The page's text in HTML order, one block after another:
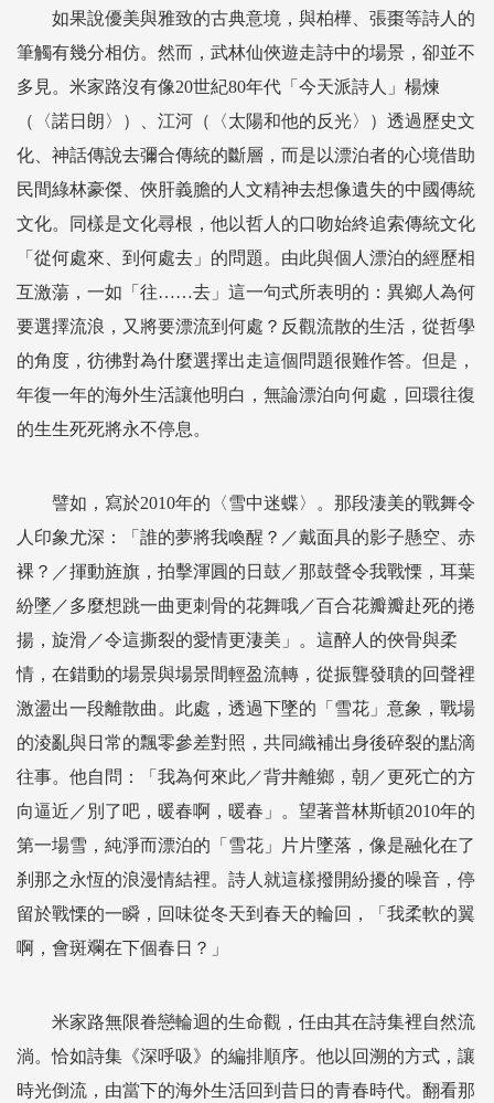
如果說優美與雅致的古典意境，與柏樺、張棗等詩人的
筆觸有幾分相仿。然而，武林仙俠遊走詩中的場景，卻並不
多見。米家路沒有像20世紀80年代「今天派詩人」楊煉
（〈諾日朗〉）、江河（〈太陽和他的反光〉）透過歷史文
化、神話傳說去彌合傳統的斷層，而是以漂泊者的心境借助
民間綠林豪傑、俠肝義膽的人文精神去想像遺失的中國傳統
文化。同樣是文化尋根，他以哲人的口吻始終追索傳統文化
「從何處來、到何處去」的問題。由此與個人漂泊的經歷相
互激蕩，一如「往……去」這一句式所表明的：異鄉人為何
要選擇流浪，又將要漂流到何處？反觀流散的生活，從哲學
的角度，彷彿對為什麼選擇出走這個問題很難作答。但是，
年復一年的海外生活讓他明白，無論漂泊向何處，回環往復
的生生死死將永不停息。
譬如，寫於2010年的〈雪中迷蝶〉。那段淒美的戰舞令
人印象尤深：「誰的夢將我喚醒？／戴面具的影子懸空、赤
裸？／揮動旌旗，拍擊渾圓的日鼓／那鼓聲令我戰慄，耳葉
紛墜／多麼想跳一曲更刺骨的花舞哦／百合花瓣瓣赴死的捲
揚，旋滑／令這撕裂的愛情更淒美」。這醉人的俠骨與柔
情，在錯動的場景與場景間輕盈流轉，從振聾發聵的回聲裡
激盪出一段離散曲。此處，透過下墜的「雪花」意象，戰場
的淩亂與日常的飄零參差對照，共同織補出身後碎裂的點滴
往事。他自問：「我為何來此／背井離鄉，朝／更死亡的方
向逼近／別了吧，暖春啊，暖春」。望著普林斯頓2010年的
第一場雪，純淨而漂泊的「雪花」片片墜落，像是融化在了
刹那之永恆的浪漫情結裡。詩人就這樣撥開紛擾的噪音，停
留於戰慄的一瞬，回味從冬天到春天的輪回，「我柔軟的翼
啊，會斑斕在下個春日？」
米家路無限眷戀輪迴的生命觀，任由其在詩集裡自然流
淌。恰如詩集《深呼吸》的編排順序。他以回溯的方式，讓
時光倒流，由當下的海外生活回到昔日的青春時代。翻看那